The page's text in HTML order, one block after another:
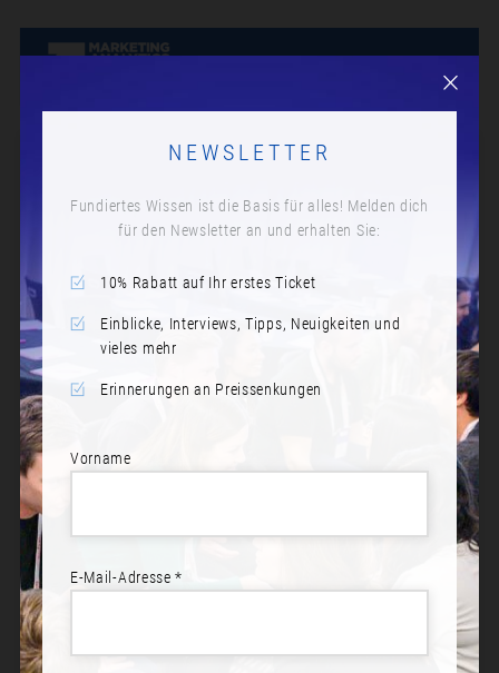
NEWSLETTER
Fundiertes Wissen ist die Basis für alles! Melden dich
für den Newsletter an und erhalten Sie:
10% Rabatt auf Ihr erstes Ticket
Einblicke, Interviews, Tipps, Neuigkeiten und
vieles mehr
Erinnerungen an Preissenkungen
Vorname
E-Mail-Adresse *